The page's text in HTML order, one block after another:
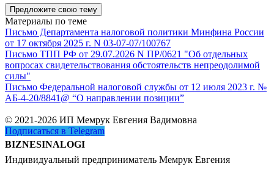
Предложите свою тему
Материалы по теме
Письмо Департамента налоговой политики Минфина России
от 17 октября 2025 г. N 03-07-07/100767
Письмо ТПП РФ от 29.07.2026 N ПР/0621 "Об отдельных
вопросах свидетельствования обстоятельств непреодолимой
силы"
Письмо Федеральной налоговой службы от 12 июля 2023 г. №
АБ-4-20/8841@ “О направлении позиции”
© 2021-2026 ИП Мемрук Евгения Вадимовна
Подписаться в Telegram
BIZNESINALOGI
Индивидуальный предприниматель Мемрук Евгения